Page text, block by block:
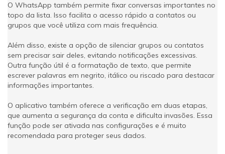
O WhatsApp também permite fixar conversas importantes no
topo da lista. Isso facilita o acesso rápido a contatos ou
grupos que você utiliza com mais frequência.
Além disso, existe a opção de silenciar grupos ou contatos
sem precisar sair deles, evitando notificações excessivas.
Outra função útil é a formatação de texto, que permite
escrever palavras em negrito, itálico ou riscado para destacar
informações importantes.
O aplicativo também oferece a verificação em duas etapas,
que aumenta a segurança da conta e dificulta invasões. Essa
função pode ser ativada nas configurações e é muito
recomendada para proteger seus dados.